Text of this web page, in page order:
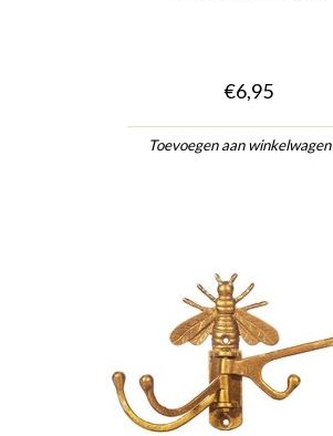
€6,95
Toevoegen aan winkelwagen